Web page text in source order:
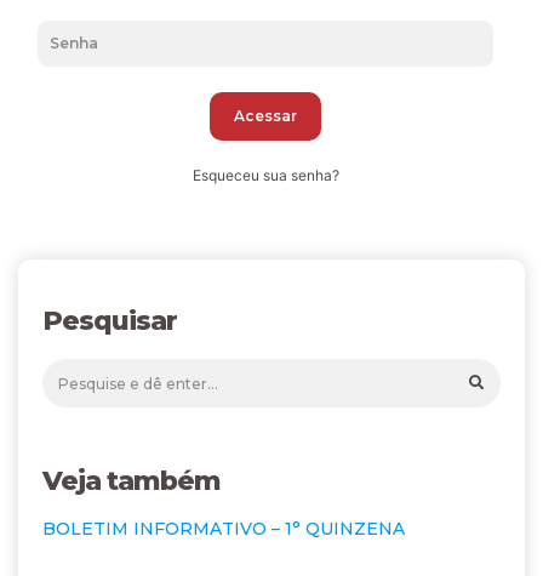
Acessar
Esqueceu sua senha?
Pesquisar
Veja também
BOLETIM INFORMATIVO – 1° QUINZENA